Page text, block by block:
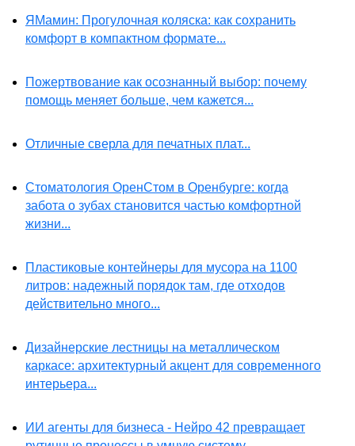
ЯМамин: Прогулочная коляска: как сохранить
комфорт в компактном формате...
Пожертвование как осознанный выбор: почему
помощь меняет больше, чем кажется...
Отличные сверла для печатных плат...
Стоматология ОренСтом в Оренбурге: когда
забота о зубах становится частью комфортной
жизни...
Пластиковые контейнеры для мусора на 1100
литров: надежный порядок там, где отходов
действительно много...
Дизайнерские лестницы на металлическом
каркасе: архитектурный акцент для современного
интерьера...
ИИ агенты для бизнеса - Нейро 42 превращает